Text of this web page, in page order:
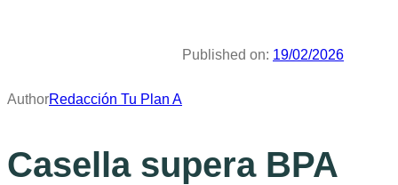
AuthorRedacción Tu Plan A
Published on: 19/02/2026
Casella supera BPA